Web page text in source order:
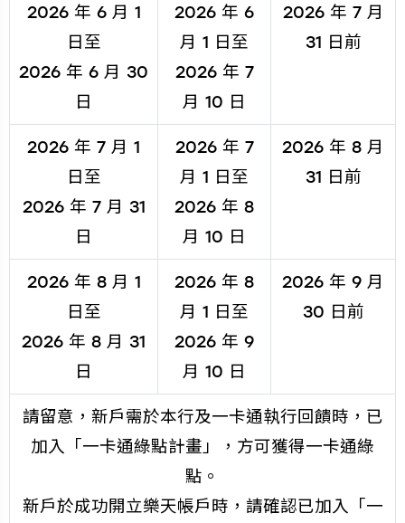
2026 年 6 月 1
日至
2026 年 6 月 30
日
2026 年 6
月 1 日至
2026 年 7
月 10 日
2026 年 7 月
31 日前
2026 年 7 月 1
日至
2026 年 7 月 31
日
2026 年 7
月 1 日至
2026 年 8
月 10 日
2026 年 8 月
31 日前
2026 年 8 月 1
日至
2026 年 8 月 31
日
2026 年 8
月 1 日至
2026 年 9
月 10 日
2026 年 9 月
30 日前
請留意，新戶需於本行及一卡通執行回饋時，已
加入「一卡通綠點計畫」，方可獲得一卡通綠
點。
新戶於成功開立樂天帳戶時，請確認已加入「一